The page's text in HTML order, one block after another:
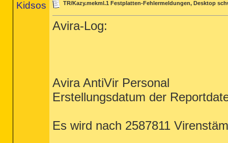
Kidsos TR/Kazy.mekml.1 Festplatten-Fehlermeldungen, Desktop
Avira-Log:
Avira AntiVir Personal
Erstellungsdatum der
Es wird nach 2587811